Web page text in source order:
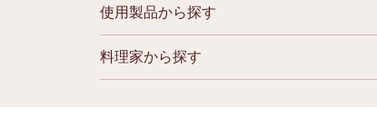
使用製品から探す
料理家から探す